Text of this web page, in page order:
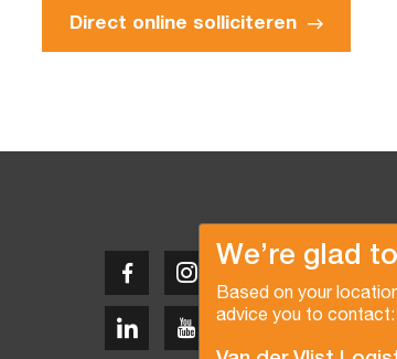
Direct online solliciteren
We’re glad
Based on your
advice you to contact:
Copyright